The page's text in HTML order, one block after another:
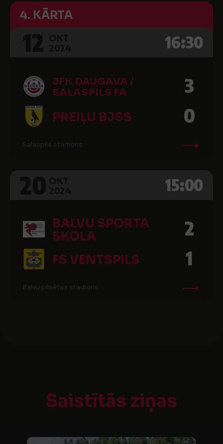
4. KĀRTA
16:30
JFK DAUGAVA /
SALASPILS FA
3
PREIĻU BJSS 0
Salaspils stadions
15:00
BALVU SPORTA
SKOLA
2
FS VENTSPILS 1
Balvu pilsētas stadions
Saistītās ziņas